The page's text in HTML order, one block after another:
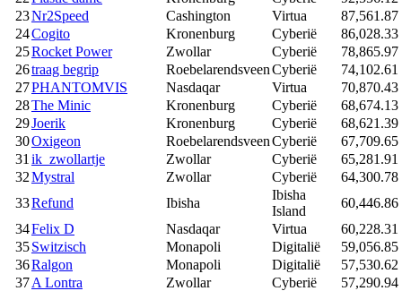
23Nr2Speed Cashington Virtua
87,561.87
24Cogito Kronenburg Cyberië
86,028.33
25Rocket Power Zwollar Cyberië
78,865.97
26traag begrip RoebelarendsveenCyberië
74,102.61
27PHANTOMVIS Nasdaqar Virtua
70,870.43
28The Minic Kronenburg Cyberië
68,674.13
29Joerik Kronenburg Cyberië
68,621.39
30Oxigeon RoebelarendsveenCyberië
67,709.65
31 ik_zwollartje Zwollar Cyberië
65,281.91
32Mystral Zwollar Cyberië
64,300.78
33Refund Ibisha
Ibisha
Island
60,446.86
34Felix D Nasdaqar Virtua
60,228.31
35Switzisch Monapoli Digitalië
59,056.85
36Ralgon Monapoli Digitalië
57,530.62
37A Lontra Zwollar Cyberië
57,290.94